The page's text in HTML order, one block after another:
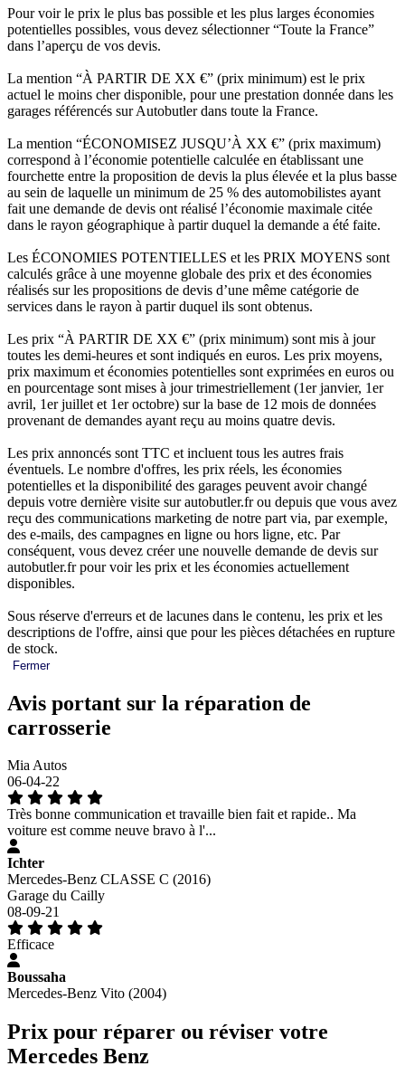
Pour voir le prix le plus bas possible et les plus larges économies
potentielles possibles, vous devez sélectionner “Toute la France”
dans l’aperçu de vos devis.
La mention “À PARTIR DE XX €” (prix minimum) est le prix
actuel le moins cher disponible, pour une prestation donnée dans les
garages référencés sur Autobutler dans toute la France.
La mention “ÉCONOMISEZ JUSQU’À XX €” (prix maximum)
correspond à l’économie potentielle calculée en établissant une
fourchette entre la proposition de devis la plus élevée et la plus basse
au sein de laquelle un minimum de 25 % des automobilistes ayant
fait une demande de devis ont réalisé l’économie maximale citée
dans le rayon géographique à partir duquel la demande a été faite.
Les ÉCONOMIES POTENTIELLES et les PRIX MOYENS sont
calculés grâce à une moyenne globale des prix et des économies
réalisés sur les propositions de devis d’une même catégorie de
services dans le rayon à partir duquel ils sont obtenus.
Les prix “À PARTIR DE XX €” (prix minimum) sont mis à jour
toutes les demi-heures et sont indiqués en euros. Les prix moyens,
prix maximum et économies potentielles sont exprimées en euros ou
en pourcentage sont mises à jour trimestriellement (1er janvier, 1er
avril, 1er juillet et 1er octobre) sur la base de 12 mois de données
provenant de demandes ayant reçu au moins quatre devis.
Les prix annoncés sont TTC et incluent tous les autres frais
éventuels. Le nombre d'offres, les prix réels, les économies
potentielles et la disponibilité des garages peuvent avoir changé
depuis votre dernière visite sur autobutler.fr ou depuis que vous avez
reçu des communications marketing de notre part via, par exemple,
des e-mails, des campagnes en ligne ou hors ligne, etc. Par
conséquent, vous devez créer une nouvelle demande de devis sur
autobutler.fr pour voir les prix et les économies actuellement
disponibles.
Sous réserve d'erreurs et de lacunes dans le contenu, les prix et les
descriptions de l'offre, ainsi que pour les pièces détachées en rupture
de stock.
Fermer
Avis portant sur la réparation de
carrosserie
Mia Autos
06-04-22
Très bonne communication et travaille bien fait et rapide.. Ma
voiture est comme neuve bravo à l'...
Ichter
Mercedes-Benz CLASSE C (2016)
Garage du Cailly
08-09-21
Efficace
Boussaha
Mercedes-Benz Vito (2004)
Prix pour réparer ou réviser votre
Mercedes Benz